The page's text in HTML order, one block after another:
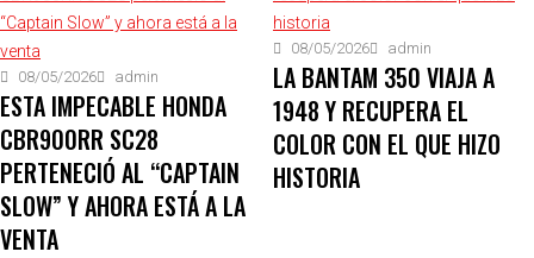
08/05/2026 admin
ESTA IMPECABLE HONDA
CBR900RR SC28
PERTENECIÓ AL “CAPTAIN
SLOW” Y AHORA ESTÁ A LA
VENTA
08/05/2026 admin
LA BANTAM 350 VIAJA A
1948 Y RECUPERA EL
COLOR CON EL QUE HIZO
HISTORIA